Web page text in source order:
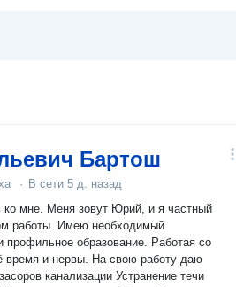
Бартош
· В сети 5 д. назад
ко мне. Меня зовут Юрий, и я частный
необходимый
образование. Работая со
время и нервы. На свою работу даю